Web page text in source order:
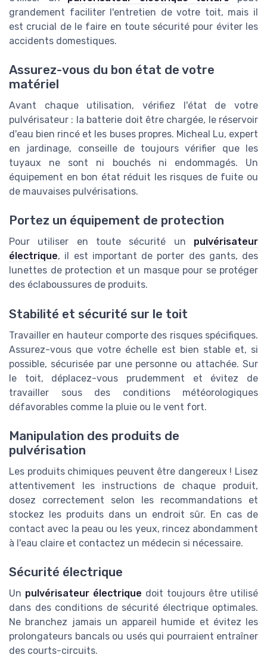
grandement faciliter l'entretien de votre toit, mais il
est crucial de le faire en toute sécurité pour éviter les
accidents domestiques.
Assurez-vous du bon état de votre
matériel
Avant chaque utilisation, vérifiez l'état de votre
pulvérisateur : la batterie doit être chargée, le réservoir
d'eau bien rincé et les buses propres. Micheal Lu, expert
en jardinage, conseille de toujours vérifier que les
tuyaux ne sont ni bouchés ni endommagés. Un
équipement en bon état réduit les risques de fuite ou
de mauvaises pulvérisations.
Portez un équipement de protection
Pour utiliser en toute sécurité un pulvérisateur
électrique, il est important de porter des gants, des
lunettes de protection et un masque pour se protéger
des éclaboussures de produits.
Stabilité et sécurité sur le toit
Travailler en hauteur comporte des risques spécifiques.
Assurez-vous que votre échelle est bien stable et, si
possible, sécurisée par une personne ou attachée. Sur
le toit, déplacez-vous prudemment et évitez de
travailler sous des conditions météorologiques
défavorables comme la pluie ou le vent fort.
Manipulation des produits de
pulvérisation
Les produits chimiques peuvent être dangereux ! Lisez
attentivement les instructions de chaque produit,
dosez correctement selon les recommandations et
stockez les produits dans un endroit sûr. En cas de
contact avec la peau ou les yeux, rincez abondamment
à l'eau claire et contactez un médecin si nécessaire.
Sécurité électrique
Un pulvérisateur électrique doit toujours être utilisé
dans des conditions de sécurité électrique optimales.
Ne branchez jamais un appareil humide et évitez les
prolongateurs bancals ou usés qui pourraient entraîner
des courts-circuits.